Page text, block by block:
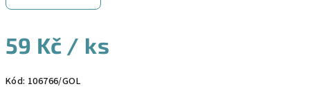
59 Kč / ks
cena:
Kód: 106766/GOL